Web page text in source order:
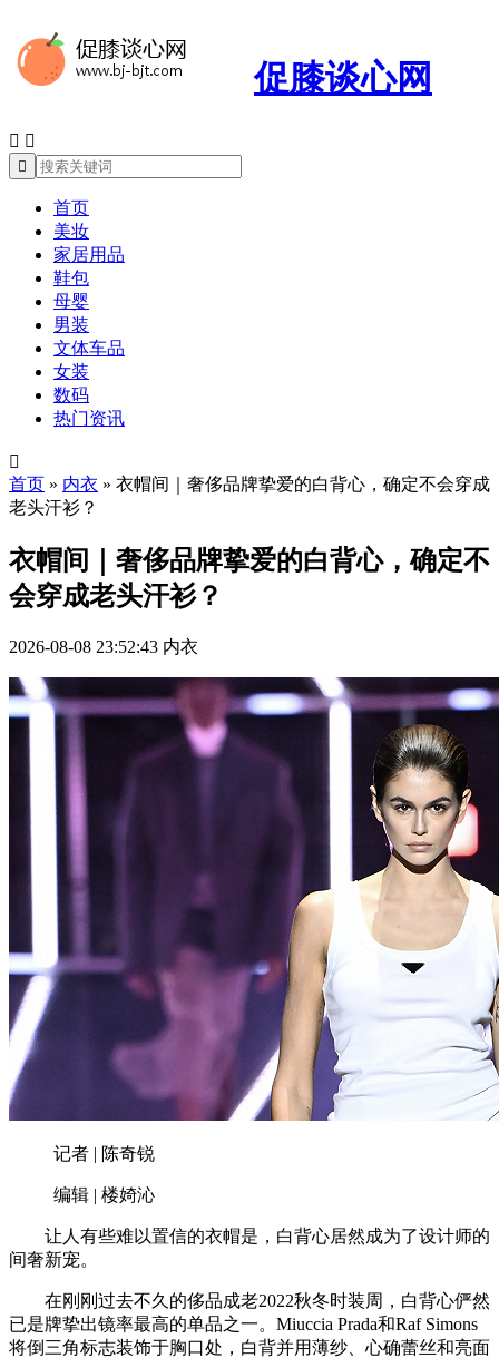
促膝谈心网
 

首页
美妆
家居用品
鞋包
母婴
男装
文体车品
女装
数码
热门资讯

首页 » 内衣 » 衣帽间｜奢侈品牌挚爱的白背心，确定不会穿成
老头汗衫？
衣帽间｜奢侈品牌挚爱的白背心，确定不
会穿成老头汗衫？
2026-08-08 23:52:43 内衣
记者 | 陈奇锐
编辑 | 楼婍沁
让人有些难以置信的衣帽是，白背心居然成为了设计师的
间奢新宠。
在刚刚过去不久的侈品成老2022秋冬时装周，白背心俨然
已是牌挚出镜率最高的单品之一。Miuccia Prada和Raf Simons
将倒三角标志装饰于胸口处，白背并用薄纱、心确蕾丝和亮面